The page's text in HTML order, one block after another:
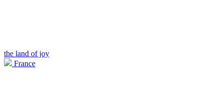
the land of joy
France